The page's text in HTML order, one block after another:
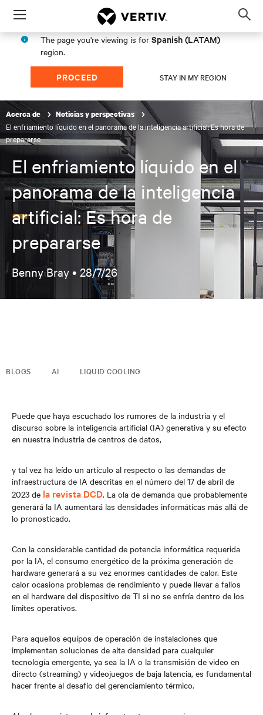
Menu
The page you're viewing is for Spanish (LATAM)
region.
PROCEED STAY IN MY REGION
Acerca de Noticias y perspectivas
El enfriamiento líquido en el panorama de la inteligencia artificial: Es hora de
prepararse
El enfriamiento líquido en el
panorama de la inteligencia
artificial: Es hora de
prepararse
Benny Bray • 28/7/26
BLOGS AI LIQUID COOLING
Puede que haya escuchado los rumores de la industria y el
discurso sobre la inteligencia artificial (IA) generativa y su efecto
en nuestra industria de centros de datos,
y tal vez ha leído un artículo al respecto o las demandas de
infraestructura de IA descritas en el número del 17 de abril de
2023 de la revista DCD. La ola de demanda que probablemente
generará la IA aumentará las densidades informáticas más allá de
lo pronosticado.
Con la considerable cantidad de potencia informática requerida
por la IA, el consumo energético de la próxima generación de
hardware generará a su vez enormes cantidades de calor. Este
calor ocasiona problemas de rendimiento y puede llevar a fallos
en el hardware del dispositivo de TI si no se enfría dentro de los
límites operativos.
Para aquellos equipos de operación de instalaciones que
implementan soluciones de alta densidad para cualquier
tecnología emergente, ya sea la IA o la transmisión de video en
directo (streaming) y videojuegos de baja latencia, es fundamental
hacer frente al desafío del gerenciamiento térmico.